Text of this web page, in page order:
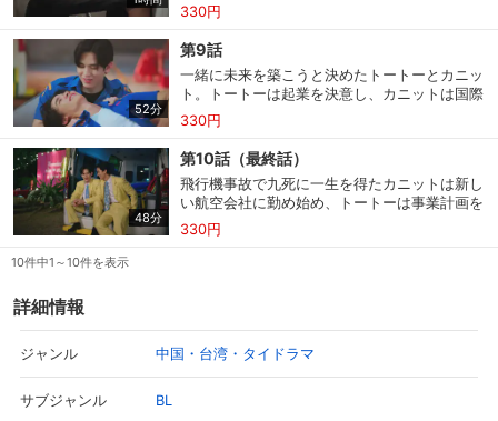
会員情報
会員情報変更
基本情報、本人連絡先、パスワード 、クレ
ジットカード情報の変更が可能です。
決済方法変更 決済方法の変更が可能です。
購入明細
Myクーポン
購入履歴
よう言われたトートーは仕事を詰め込み、疲労
が蓄積していく。次第にカニットとの時間も取
れなくなっていくと、トートーを心配したカニ
ットはある決断をする。
330円
52分
第9話
一緒に未来を築こうと決めたトートーとカニッ
ト。トートーは起業を決意し、カニットは国際
線のある航空会社への転職を決める。一方、ア
ッキーはウェーハーの助言で母校の体育教師を
始めるが、兵役を決めるくじ引きの日を迎え
る。レスキュー隊の仲間に見守られながら、つ
いにアッキーはくじを引くが…。
330円
48分
第10話（最終話）
飛行機事故で九死に一生を得たカニットは新し
い航空会社に勤め始め、トートーは事業計画を
本格的に進める。一方、アッキーは入隊日を迎
え、見送りに来たウェーハーは除隊を待ち続け
330円
10件中1～10件を表示
詳細情報
ジャンル 中国・台湾・タイドラマ
サブジャンル BL